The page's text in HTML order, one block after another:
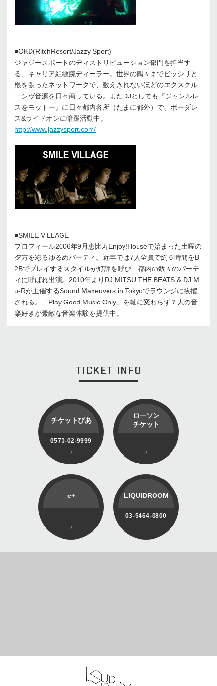
■OKD(RitchResort/Jazzy Sport)
ジャジースポートのディストリビューション部門を担当す
る、キャリア組敏腕ディーラー。世界の隅々までビッシリと
根を張ったネットワークで、数えきれないほどのエクスクル
ーシヴ音源を日々商っている。またDJとしても『ジャンルレ
スをモットー』に日々都内各所（たまに都外）で、ボーダレ
ス&ライドオンに暗躍活動中。
http://www.jazzysport.com/
■SMILE VILLAGE
プロフィール2006年9月恵比寿Enjoy!Houseで始まった土曜の
夕方を彩るゆるめパーティ。近年では7人全員で約６時間をB
2Bでプレイするスタイルが好評を呼び、都内の数々のパーテ
ィに呼ばれ出演。2010年よりDJ MITSU THE BEATS & DJ M
u-Rが主催するSound Maneuvers in Tokyoでラウンジに抜擢
される。「Play Good Music Only」を軸に変わらず７人の音
楽好きが素敵な音楽体験を提供中。
TICKET INFO
チケットぴあ
0570-02-9999
ローソン
チケット
e+ LIQUIDROOM
03-5464-0800